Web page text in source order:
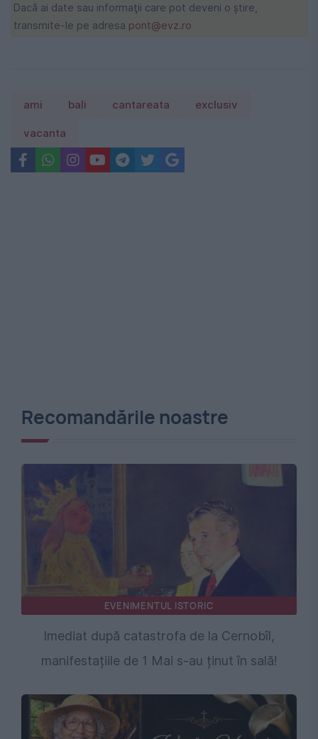
Dacă ai date sau informaţii care pot deveni o ştire,
transmite-le pe adresa pont@evz.ro
ami bali cantareata exclusiv
vacanta
Recomandările noastre
EVENIMENTUL ISTORIC
Imediat după catastrofa de la Cernobîl,
manifestațiile de 1 Mai s-au ținut în sală!